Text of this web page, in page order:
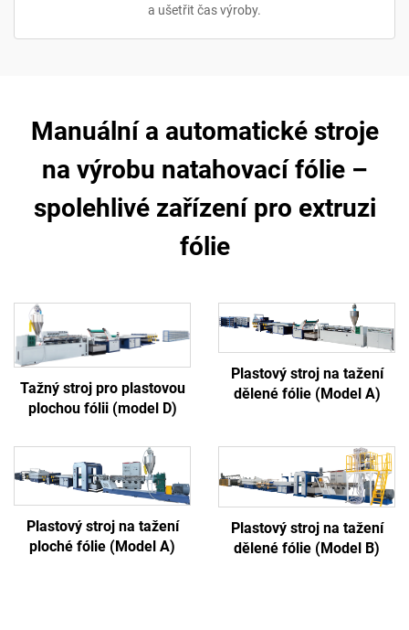
a ušetřit čas výroby.
Manuální a automatické stroje
na výrobu natahovací fólie –
spolehlivé zařízení pro extruzi
fólie
Tažný stroj pro plastovou
plochou fólii (model D)
Plastový stroj na tažení
dělené fólie (Model A)
Plastový stroj na tažení
ploché fólie (Model A)
Plastový stroj na tažení
dělené fólie (Model B)